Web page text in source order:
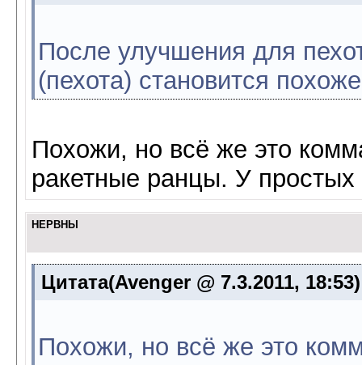
После улучшения для
(пехота) становится
Похожи, но всё же это
ракетные ранцы. У простых
НЕРВНЫ
Цитата(Avenger @ 7.3.2011,
Похожи, но всё же это